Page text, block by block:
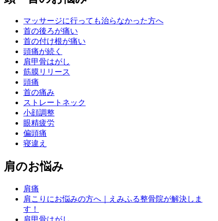
マッサージに行っても治らなかった方へ
首の後ろが痛い
首の付け根が痛い
頭痛が続く
肩甲骨はがし
筋膜リリース
頭痛
首の痛み
ストレートネック
小顔調整
眼精疲労
偏頭痛
寝違え
肩のお悩み
肩痛
肩こりにお悩みの方へ｜えみふる整骨院が解決しま
す！
肩甲骨はがし